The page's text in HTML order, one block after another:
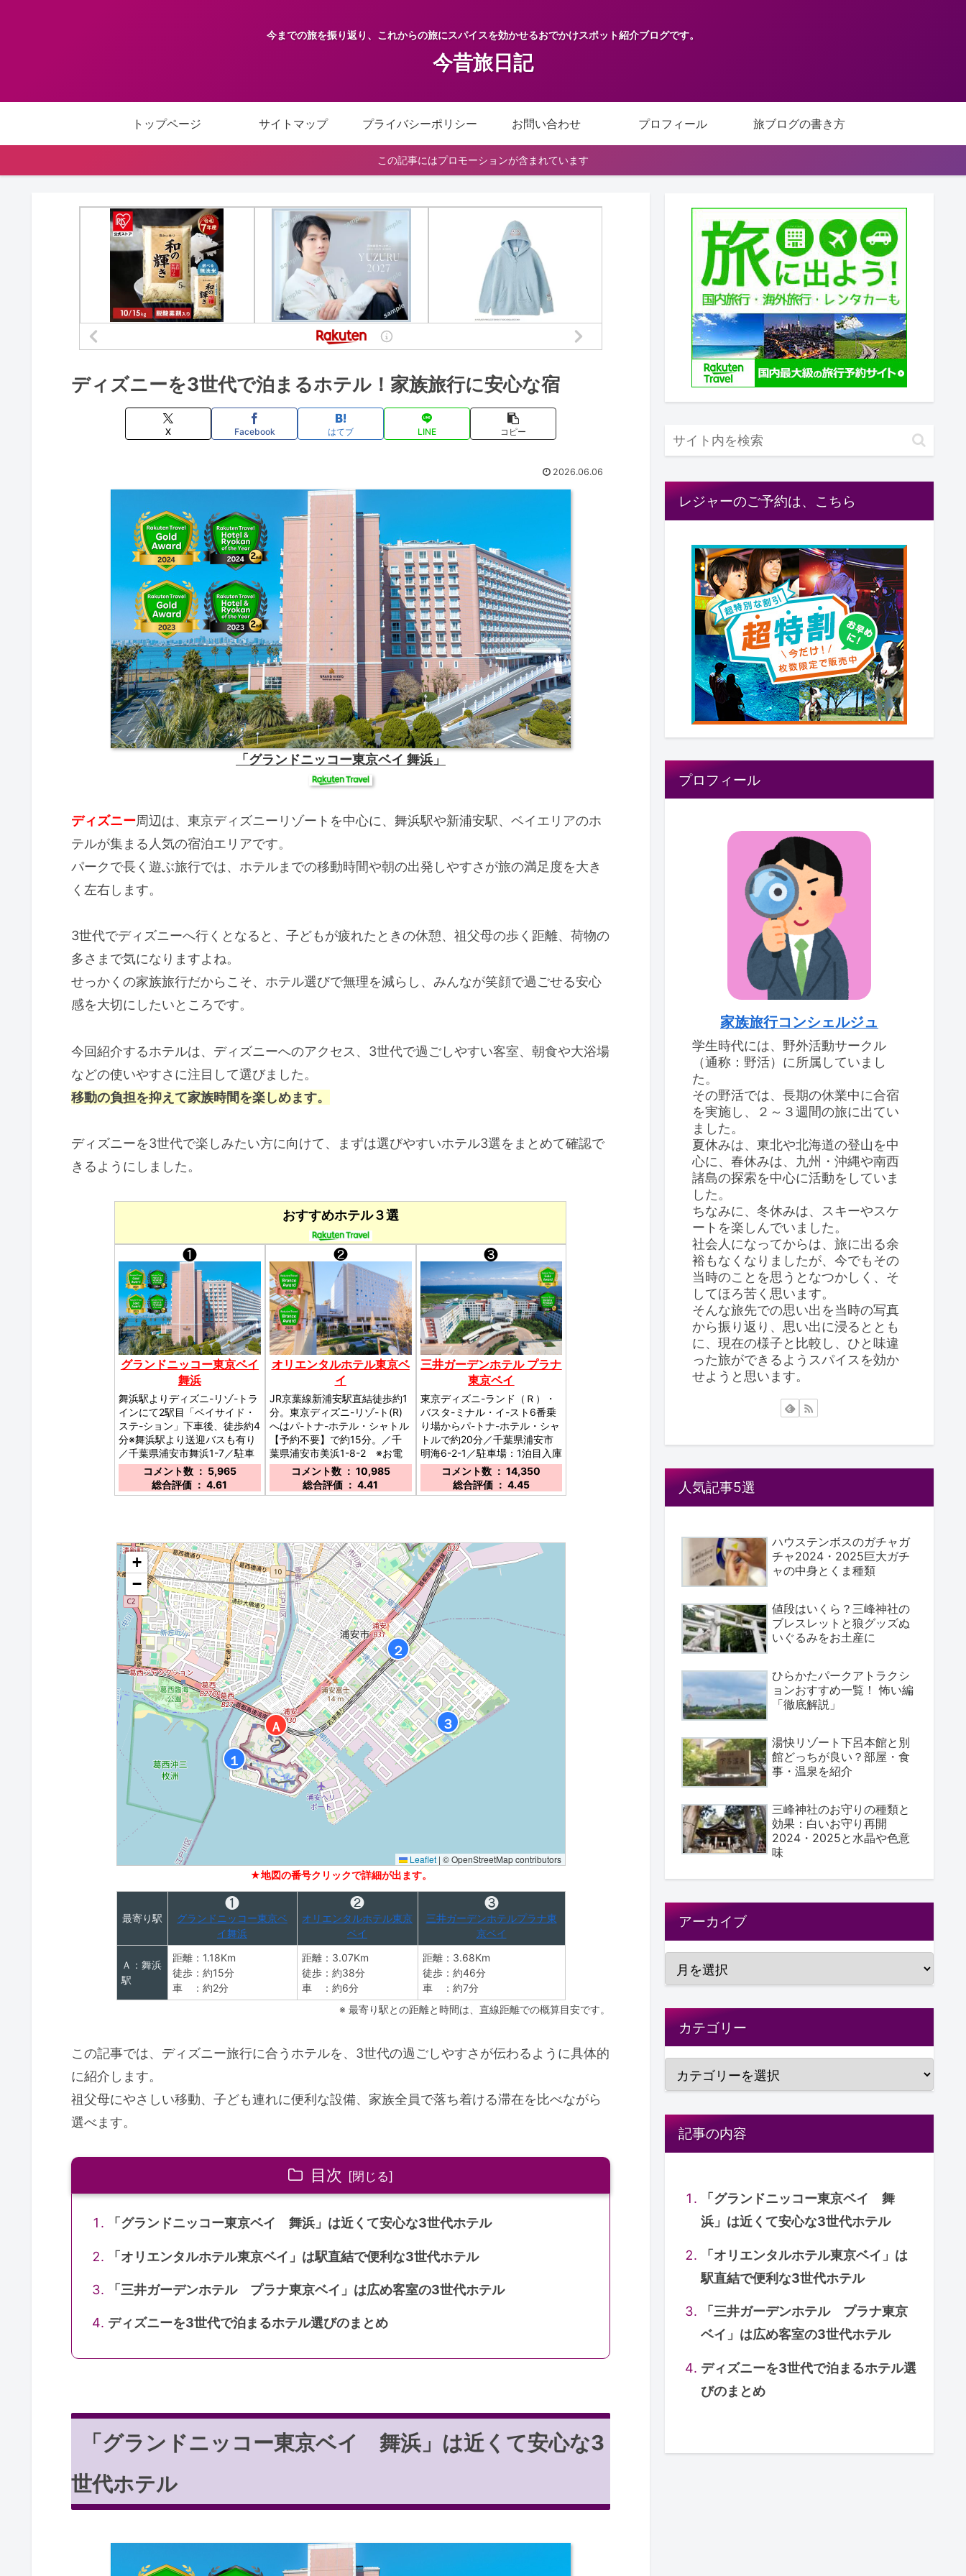
今までの旅を振り返り、これからの旅にスパイスを効かせるおでかけスポット紹介ブログです。
今昔旅日記
トップページ サイトマップ プライバシーポリシー お問い合わせ プロフィール 旅ブログの書き方
この記事にはプロモーションが含まれています
ディズニーを3世代で泊まるホテル！家族旅行に安心な宿
X Facebook はてブ LINE コピー
2026.06.06
「グランドニッコー東京ベイ 舞浜」
ディズニー周辺は、東京ディズニーリゾートを中心に、舞浜駅や新浦安駅、ベイエリアのホ
テルが集まる人気の宿泊エリアです。
パークで長く遊ぶ旅行では、ホテルまでの移動時間や朝の出発しやすさが旅の満足度を大き
く左右します。
3世代でディズニーへ行くとなると、子どもが疲れたときの休憩、祖父母の歩く距離、荷物の
多さまで気になりますよね。
せっかくの家族旅行だからこそ、ホテル選びで無理を減らし、みんなが笑顔で過ごせる安心
感を大切にしたいところです。
今回紹介するホテルは、ディズニーへのアクセス、3世代で過ごしやすい客室、朝食や大浴場
などの使いやすさに注目して選びました。
移動の負担を抑えて家族時間を楽しめます。
ディズニーを3世代で楽しみたい方に向けて、まずは選びやすいホテル3選をまとめて確認で
きるようにしました。
おすすめホテル３選
❶
グランドニッコー東京ベイ
舞浜
舞浜駅よりディズニ-リゾ-トラ
インにて2駅目「ベイサイド・
ステ-ション」下車後、徒歩約4
分※舞浜駅より送迎バスも有り
／千葉県浦安市舞浜1-7／駐車
場：有 1泊3,100円。2泊目以
降、1泊に付き+1,600円（午前
7時-午後1時迄）※EV車充電器
コメント数 ： 5,965
総合評価 ： 4.61
❷
オリエンタルホテル東京ベ
イ
JR京葉線新浦安駅直結徒歩約1
分。東京ディズニ-リゾ-ト(R)
へはパ-トナ-ホテル・シャトル
【予約不要】で約15分。／千
葉県浦安市美浜1-8-2 ※お電
話のご連絡はこちら⇒【ホテル
コ-ド01】0570-051-153／駐
車場：IN日正午-OUT日正午ま
コメント数 ： 10,985
総合評価 ： 4.41
❸
三井ガーデンホテル プラナ
東京ベイ
東京ディズニ-ランド（Ｒ）・
バスタ-ミナル・イ-スト6番乗
り場からパ-トナ-ホテル・シャ
トルで約20分／千葉県浦安市
明海6-2-1／駐車場：1泊目入庫
より30時間2000円 2泊目以
降は24時間2000円 ／
コメント数 ： 14,350
総合評価 ： 4.45
◆
Ａ
１
２
３
+
−
Leaflet | © OpenStreetMap contributors
★地図の番号クリックで詳細が出ます。
最寄り駅
❶
グランドニッコー東京ベ
イ舞浜
❷
オリエンタルホテル東京
ベイ
❸
三井ガーデンホテルプラナ東
京ベイ
Ａ：舞浜
駅
距離：1.18Km
徒歩：約15分
車 ：約2分
距離：3.07Km
徒歩：約38分
車 ：約6分
距離：3.68Km
徒歩：約46分
車 ：約7分
※ 最寄り駅との距離と時間は、直線距離での概算目安です。
この記事では、ディズニー旅行に合うホテルを、3世代の過ごしやすさが伝わるように具体的
に紹介します。
祖父母にやさしい移動、子ども連れに便利な設備、家族全員で落ち着ける滞在を比べながら
選べます。
目次
「グランドニッコー東京ベイ 舞浜」は近くて安心な3世代ホテル
「オリエンタルホテル東京ベイ」は駅直結で便利な3世代ホテル
「三井ガーデンホテル プラナ東京ベイ」は広め客室の3世代ホテル
ディズニーを3世代で泊まるホテル選びのまとめ
「グランドニッコー東京ベイ 舞浜」は近くて安心な3
世代ホテル
レジャーのご予約は、こちら
プロフィール
家族旅行コンシェルジュ
学生時代には、野外活動サークル
（通称：野活）に所属していまし
た。
その野活では、長期の休業中に合宿
を実施し、２～３週間の旅に出てい
ました。
夏休みは、東北や北海道の登山を中
心に、春休みは、九州・沖縄や南西
諸島の探索を中心に活動をしていま
した。
ちなみに、冬休みは、スキーやスケ
ートを楽しんでいました。
社会人になってからは、旅に出る余
裕もなくなりましたが、今でもその
当時のことを思うとなつかしく、そ
してほろ苦く思います。
そんな旅先での思い出を当時の写真
から振り返り、思い出に浸るととも
に、現在の様子と比較し、ひと味違
った旅ができるようスパイスを効か
せようと思います。
人気記事5選
ハウステンボスのガチャガ
チャ2024・2025巨大ガチ
ャの中身とくま種類
値段はいくら？三峰神社の
ブレスレットと狼グッズぬ
いぐるみをお土産に
ひらかたパークアトラクシ
ョンおすすめ一覧！ 怖い編
「徹底解説」
湯快リゾート下呂本館と別
館どっちが良い？部屋・食
事・温泉を紹介
三峰神社のお守りの種類と
効果：白いお守り再開
2024・2025と水晶や色意
味
アーカイブ
カテゴリー
記事の内容
「グランドニッコー東京ベイ 舞
浜」は近くて安心な3世代ホテル
「オリエンタルホテル東京ベイ」は
駅直結で便利な3世代ホテル
「三井ガーデンホテル プラナ東京
ベイ」は広め客室の3世代ホテル
ディズニーを3世代で泊まるホテル選
びのまとめ